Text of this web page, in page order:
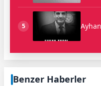
5
Benzer Haberler